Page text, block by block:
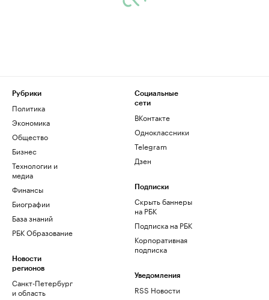
Рубрики
Политика
Экономика
Общество
Бизнес
Технологии и
медиа
Финансы
Биографии
База знаний
РБК Образование
Новости
регионов
Санкт-Петербург
и область
Социальные
сети
ВКонтакте
Одноклассники
Telegram
Дзен
Подписки
Скрыть баннеры
на РБК
Подписка на РБК
Корпоративная
подписка
Уведомления
RSS Новости